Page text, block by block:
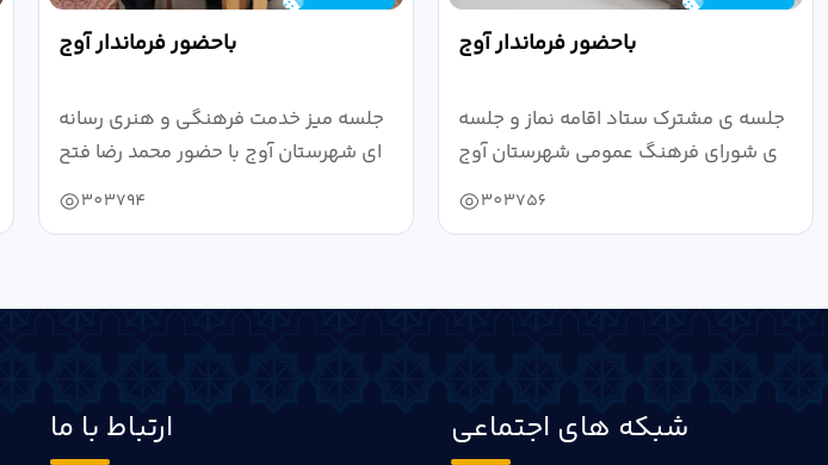
باحضور فرماندار آوج
جلسه میز خدمت فرهنگی و هنری رسانه
ای شهرستان آوج با حضور محمد رضا فتح
خانی...
303794
باحضور فرماندار آوج
جلسه ی مشترک ستاد اقامه نماز و جلسه
ی شورای فرهنگ عمومی شهرستان آوج
303756
ارتباط با ما شبکه های اجتماعی